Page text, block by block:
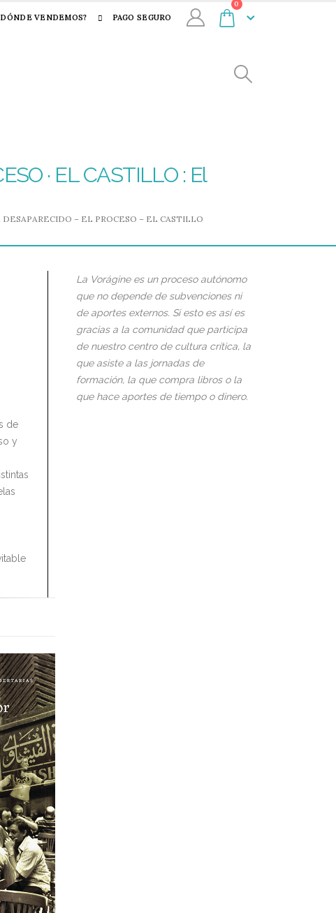
VENDEMOS? PAGO SEGURO
0
· EL CASTILLO : El
– EL PROCESO – EL CASTILLO
de
y
La Vorágine es un proceso autónomo
que no depende de subvenciones ni
de aportes externos. Si esto es así es
gracias a la comunidad que participa
de nuestro centro de cultura crítica, la
que asiste a las jornadas de
formación, la que compra libros o la
que hace aportes de tiempo o dinero.